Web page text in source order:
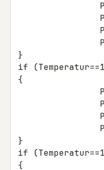
}
if
(Temperatur==
{
}
if
(Temperatur==
{